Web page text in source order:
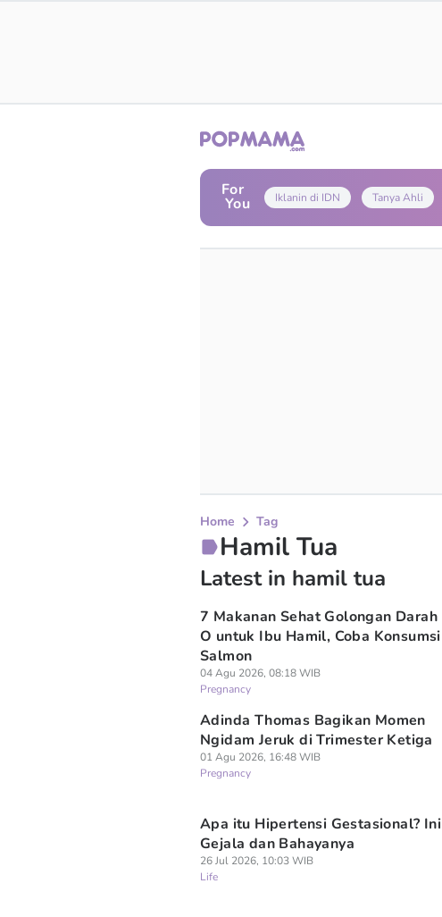
For
You Iklanin di IDN Tanya Ahli
Home Tag
Hamil Tua
Latest in hamil tua
7 Makanan Sehat Golongan Darah
O untuk Ibu Hamil, Coba Konsumsi
Salmon
04 Agu 2026, 08:18 WIB
Pregnancy
Adinda Thomas Bagikan Momen
Ngidam Jeruk di Trimester Ketiga
01 Agu 2026, 16:48 WIB
Pregnancy
Apa itu Hipertensi Gestasional? Ini
Gejala dan Bahayanya
26 Jul 2026, 10:03 WIB
Life